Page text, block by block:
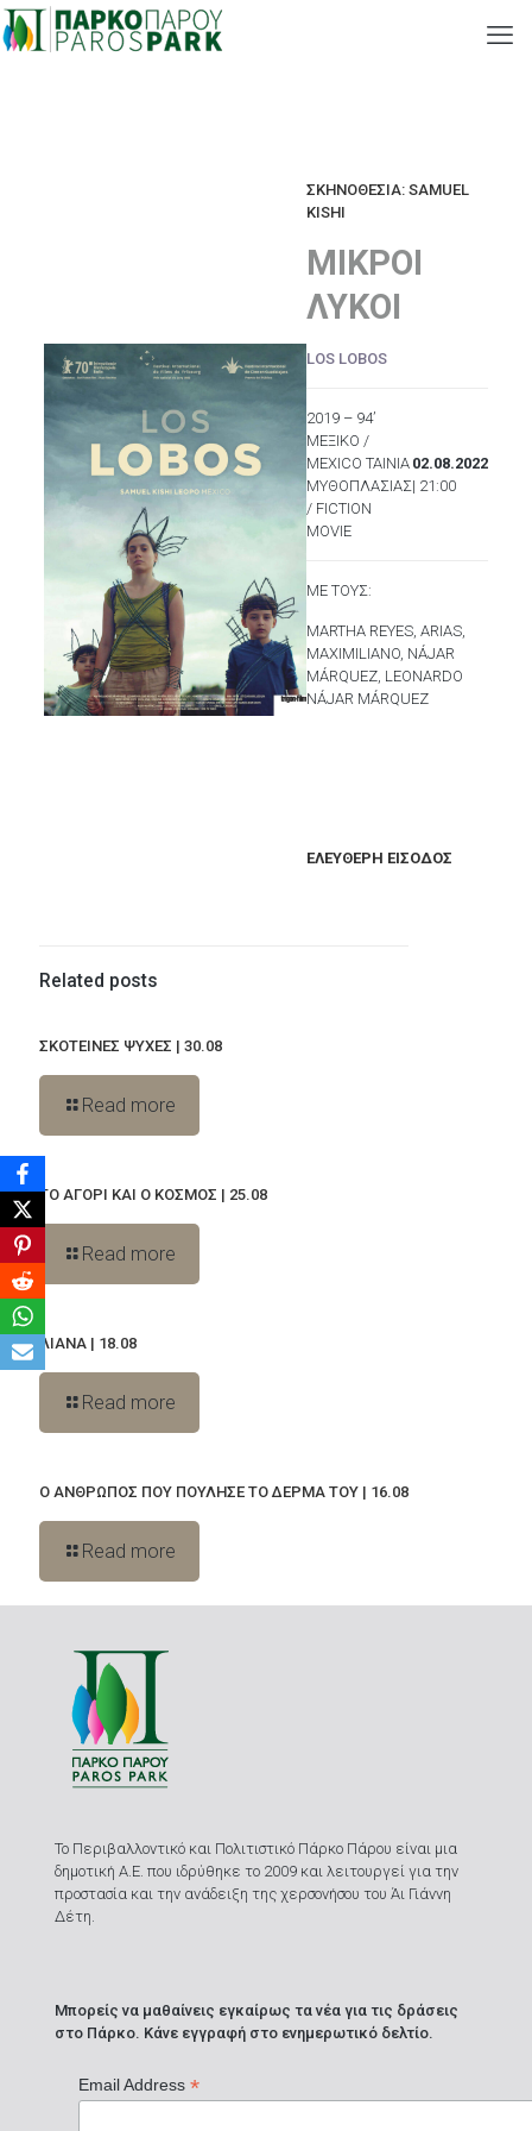
ΣΚΗΝΟΘΕΣΙΑ: SAMUEL
KISHI
ΜΙΚΡΟΙ
ΛΥΚΟΙ
LOS LOBOS
2019 – 94’
ΜΕΞΙΚΟ /
MEXICO ΤΑΙΝΙΑ
ΜΥΘΟΠΛΑΣΙΑΣ
/ FICTION
MOVIE
02.08.2022
| 21:00
ME TOYΣ:
MARTHA REYES, ARIAS,
MAXIMILIANO, NÁJAR
MÁRQUEZ, LEONARDO
NÁJAR MÁRQUEZ
ΕΛΕΥΘΕΡΗ ΕΙΣΟΔΟΣ
Related posts
ΣΚΟΤΕΙΝΕΣ ΨΥΧΕΣ | 30.08
Read more
ΤΟ ΑΓΟΡΙ ΚΑΙ Ο ΚΟΣΜΟΣ | 25.08
Read more
ΛΙΑΝΑ | 18.08
Read more
Ο ΑΝΘΡΩΠΟΣ ΠΟΥ ΠΟΥΛΗΣΕ ΤΟ ΔΕΡΜΑ ΤΟΥ | 16.08
Read more
Το Περιβαλλοντικό και Πολιτιστικό Πάρκο Πάρου είναι μια
δημοτική Α.Ε. που ιδρύθηκε το 2009 και λειτουργεί για την
προστασία και την ανάδειξη της χερσονήσου του Άι Γιάννη
Δέτη.
Μπορείς να μαθαίνεις εγκαίρως τα νέα για τις δράσεις
στο Πάρκο. Κάνε εγγραφή στο ενημερωτικό δελτίο.
Email Address *